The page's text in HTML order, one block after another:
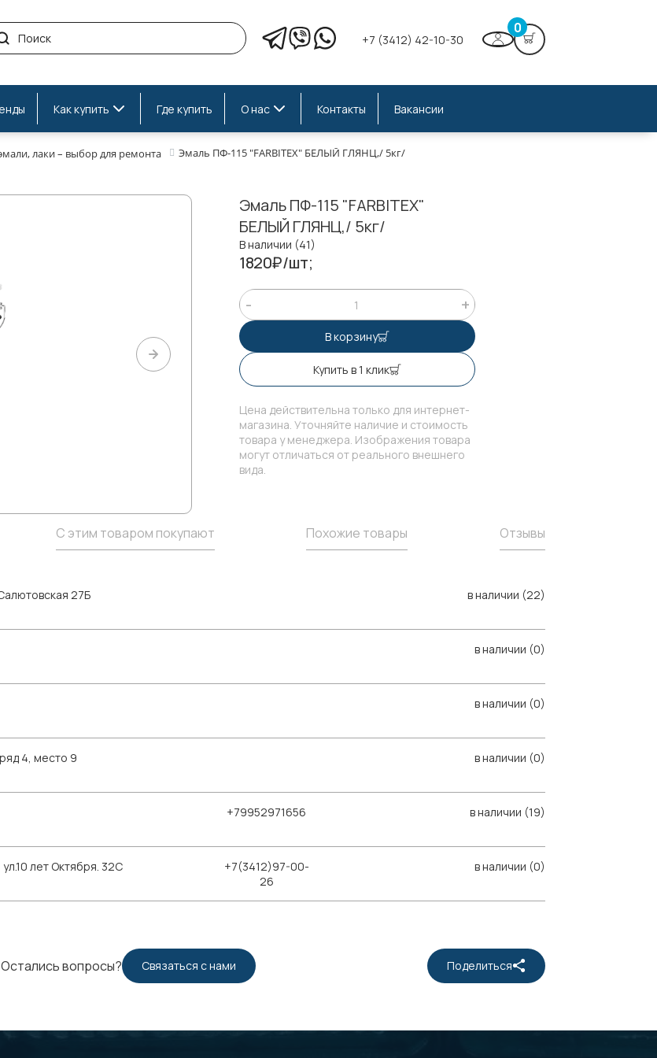
+7 (3412) 42-10-30
0
Как купить Где купить О нас Контакты Вакансии
лаки – выбор для ремонта Эмаль ПФ-115 "FARBITEX" БЕЛЫЙ ГЛЯНЦ,/ 5кг/
Эмаль ПФ-115 "FARBITEX"
БЕЛЫЙ ГЛЯНЦ,/ 5кг/
В наличии (41)
1820₽/шт;
В корзину
Купить в 1 клик
Цена действительна только для интернет-
магазина. Уточняйте наличие и стоимость
товара у менеджера. Изображения товара
могут отличаться от реального внешнего
вида.
С этим товаром покупают Похожие товары Отзывы
27Б
в наличии (22)
в наличии (0)
в наличии (0)
4, место 9
в наличии (0)
+79952971656 в наличии (19)
лет Октября. 32С
+7(3412)97-00-
26
в наличии (0)
Остались вопросы? Связаться с нами Поделиться